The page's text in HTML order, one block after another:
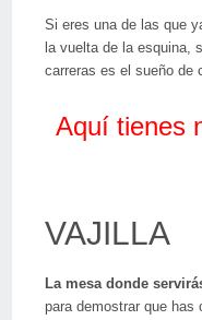
Si eres una de las que
la vuelta de la esquina,
carreras es el sueño de
Aquí tienes
VAJILLA
La mesa donde
para demostrar que